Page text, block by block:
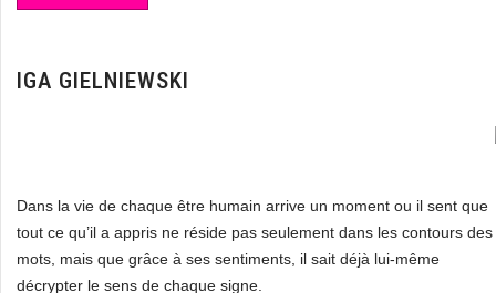
IGA GIELNIEWSKI
Dans la vie de chaque être humain arrive un moment ou il sent que
tout ce qu’il a appris ne réside pas seulement dans les contours des
mots, mais que grâce à ses sentiments, il sait déjà lui-même
décrypter le sens de chaque signe.